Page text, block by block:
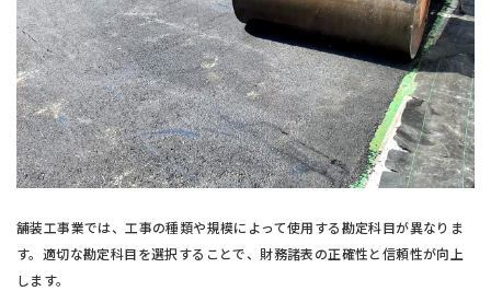
舗装工事業では、工事の種類や規模によって使用する勘定科目が異なりま
す。適切な勘定科目を選択することで、財務諸表の正確性と信頼性が向上
します。